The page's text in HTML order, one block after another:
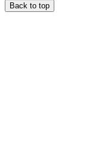
Back to top